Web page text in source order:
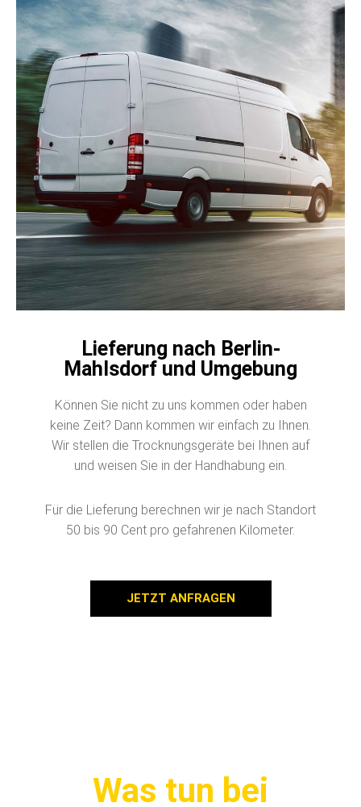
Lieferung nach Berlin-
Mahlsdorf und Umgebung
Können Sie nicht zu uns kommen oder haben
keine Zeit? Dann kommen wir einfach zu Ihnen.
Wir stellen die Trocknungsgeräte bei Ihnen auf
und weisen Sie in der Handhabung ein.
Für die Lieferung berechnen wir je nach Standort
50 bis 90 Cent pro gefahrenen Kilometer.
JETZT ANFRAGEN
Was tun bei